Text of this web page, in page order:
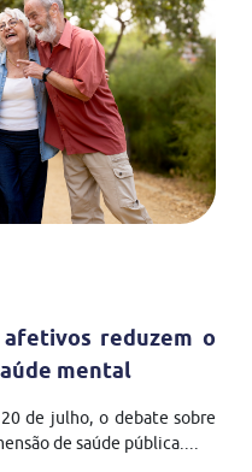
reduzem o
mental
de julho, o debate sobre
de saúde pública....